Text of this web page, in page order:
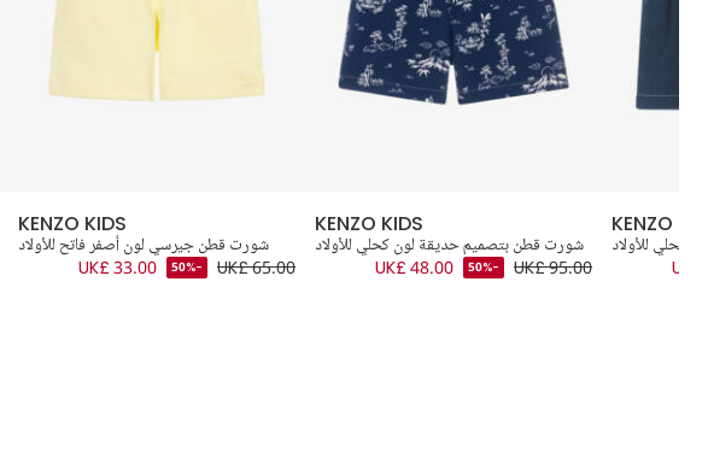
KENZO KIDS
شورت قطن جيرسي لون أصفر فاتح للأولاد
UK£ 65.00
-50%
UK£ 33.00
KENZO KIDS
شورت قطن بتصميم حديقة لون كحلي للأولاد
UK£ 95.00
-50%
UK£ 48.00
KENZO
للأولاد